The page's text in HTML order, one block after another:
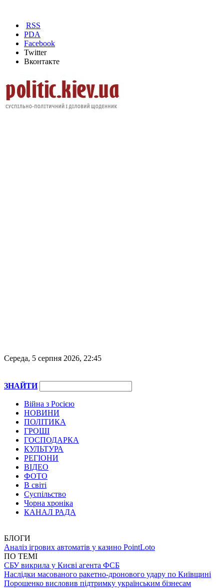
RSS
PDA
Facebook
Twitter
Вконтакте
Середа, 5 серпня 2026, 22:45
ЗНАЙТИ
Війна з Росією
НОВИНИ
ПОЛІТИКА
ГРОШІ
ГОСПОДАРКА
КУЛЬТУРА
РЕГІОНИ
ВІДЕО
ФОТО
В світі
Суспільство
Чорна хроніка
КАНАЛ РАДА
БЛОГИ
Аналіз ігрових автоматів у казино PointLoto
ПО ТЕМІ
СБУ викрила у Києві агента ФСБ
Наслідки масованого ракетно-дронового удару по Київщині
Порошенко висловив підтримку українським бізнесам